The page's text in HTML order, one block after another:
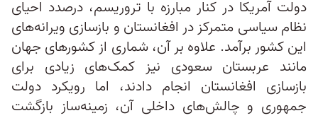
دولت آمریکا در کنار مبارزه با تروریسم، درصدد احیای
نظام سیاسی متمرکز در افغانستان و بازسازی ویرانه‌های
این کشور برآمد. علاوه بر آن، شماری از کشورهای جهان
مانند عربستان سعودی نیز کمک‌های زیادی برای
بازسازی افغانستان انجام دادند، اما رویکرد دولت
جمهوری و چالش‌های داخلی آن، زمینه‌ساز بازگشت